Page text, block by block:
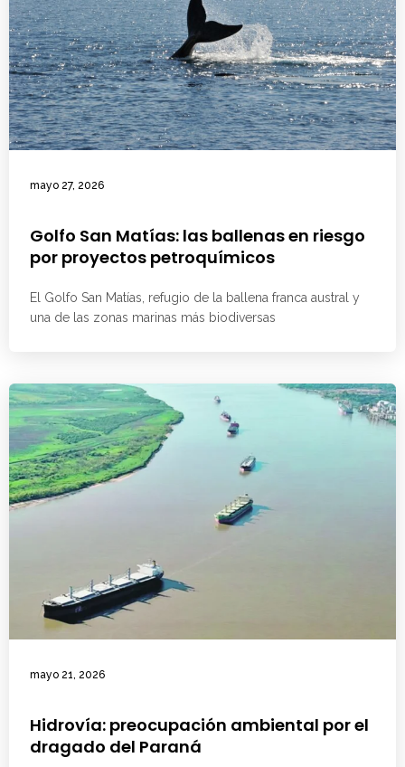
mayo 27, 2026
Golfo San Matías: las ballenas en riesgo
por proyectos petroquímicos
El Golfo San Matías, refugio de la ballena franca austral y
una de las zonas marinas más biodiversas
mayo 21, 2026
Hidrovía: preocupación ambiental por el
dragado del Paraná